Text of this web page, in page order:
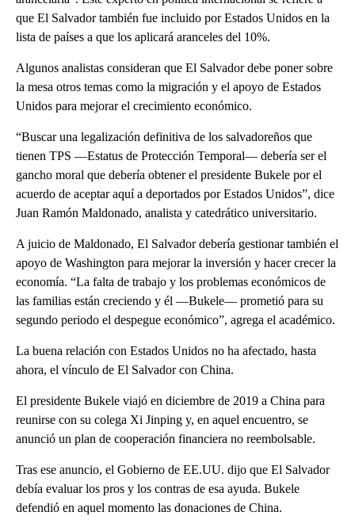
que El Salvador también fue incluido por Estados Unidos en la
lista de países a que los aplicará aranceles del 10%.
Algunos analistas consideran que El Salvador debe poner sobre
la mesa otros temas como la migración y el apoyo de Estados
Unidos para mejorar el crecimiento económico.
“Buscar una legalización definitiva de los salvadoreños que
tienen TPS —Estatus de Protección Temporal— debería ser el
gancho moral que debería obtener el presidente Bukele por el
acuerdo de aceptar aquí a deportados por Estados Unidos”, dice
Juan Ramón Maldonado, analista y catedrático universitario.
A juicio de Maldonado, El Salvador debería gestionar también el
apoyo de Washington para mejorar la inversión y hacer crecer la
economía. “La falta de trabajo y los problemas económicos de
las familias están creciendo y él —Bukele— prometió para su
segundo periodo el despegue económico”, agrega el académico.
La buena relación con Estados Unidos no ha afectado, hasta
ahora, el vínculo de El Salvador con China.
El presidente Bukele viajó en diciembre de 2019 a China para
reunirse con su colega Xi Jinping y, en aquel encuentro, se
anunció un plan de cooperación financiera no reembolsable.
Tras ese anuncio, el Gobierno de EE.UU. dijo que El Salvador
debía evaluar los pros y los contras de esa ayuda. Bukele
defendió en aquel momento las donaciones de China.